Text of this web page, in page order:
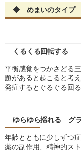
◆ めまいのタイプ
くるくる回転する
平衡感覚をつかさどる
題があると起こると考
発症するとぐるぐる回
ゆらゆら揺れる グ
年齢とともに少しずつ
薬の副作用、精神的ス